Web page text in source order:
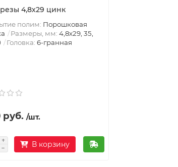
4,8х29 цинк
полим: Порошковая
Размеры, мм: 4,8х29, 35,
Головка: 6-гранная
руб. /шт.
В корзину